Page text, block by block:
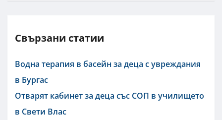
Свързани статии
Водна терапия в басейн за деца с увреждания
в Бургас
Отварят кабинет за деца със СОП в училището
в Свети Влас